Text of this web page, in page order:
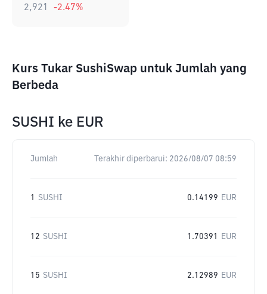
2,921 -2.47%
Kurs Tukar SushiSwap untuk Jumlah yang
Berbeda
SUSHI ke EUR
Jumlah Terakhir diperbarui: 2026/08/07 08:59
1 SUSHI 0.14199 EUR
12 SUSHI 1.70391 EUR
15 SUSHI 2.12989 EUR